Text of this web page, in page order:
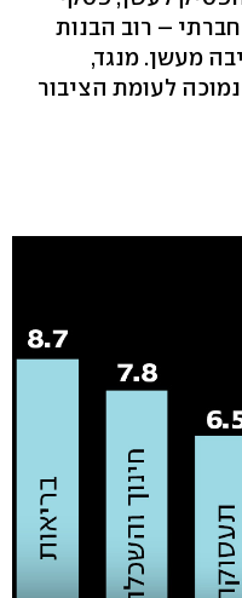
– רוב הבנות
מעשן. מנגד,
נמוכה לעומת הציבור